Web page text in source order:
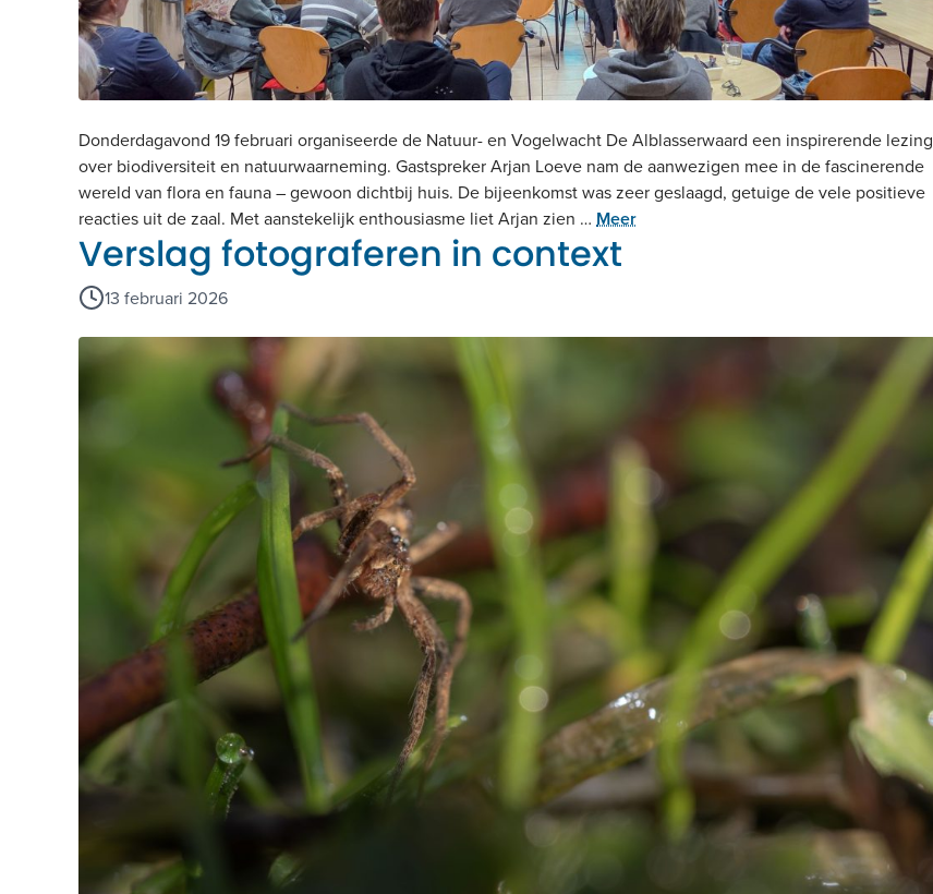
Donderdagavond 19 februari organiseerde de Natuur- en Vogelwacht De Alblasserwaard een inspirerende lezing
over biodiversiteit en natuurwaarneming. Gastspreker Arjan Loeve nam de aanwezigen mee in de fascinerende
wereld van flora en fauna – gewoon dichtbij huis. De bijeenkomst was zeer geslaagd, getuige de vele positieve
reacties uit de zaal. Met aanstekelijk enthousiasme liet Arjan zien … Meer
Verslag fotograferen in context
13 februari 2026